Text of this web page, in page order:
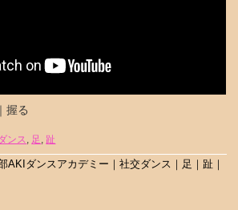
握る
ンス 足 趾
ダンスアカデミー｜社交ダンス｜足｜趾｜